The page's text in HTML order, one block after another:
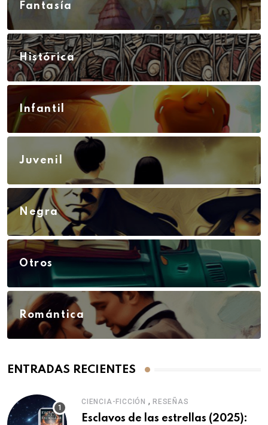
Fantasía
Histórica
Infantil
Juvenil
Negra
Otros
Romántica
ENTRADAS RECIENTES
CIENCIA-FICCIÓN , RESEÑAS
Esclavos de las estrellas (2025):